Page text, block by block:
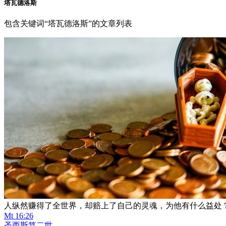
塔瓦德洛斯
包含关键词“塔瓦德洛斯”的文章列表
人纵然赚得了全世界，却赔上了自己的灵魂，为他有什么益处
Mt 16:26